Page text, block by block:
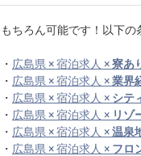
もちろん可能です！以下の
・ 広島県 × 宿泊求人 ×寮あ
・ 広島県 × 宿泊求人 ×業界
・ 広島県 × 宿泊求人 × シテ
・ 広島県 × 宿泊求人 × リゾ
・ 広島県 × 宿泊求人 ×温泉
・ 広島県 × 宿泊求人 × フロ